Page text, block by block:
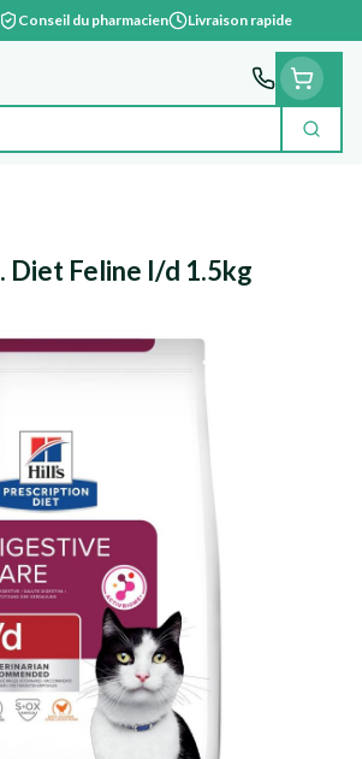
Conseil du pharmacien Livraison rapide
Diet Feline I/d 1.5kg